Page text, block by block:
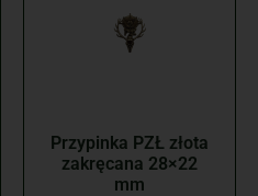
Przypinka PZŁ złota
zakręcana 28×22
mm